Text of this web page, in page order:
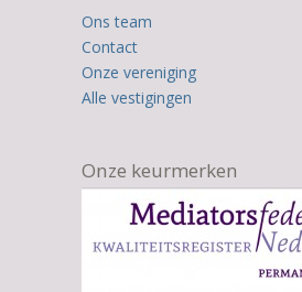
Ons team
Contact
Onze vereniging
Alle vestigingen
Onze keurmerken